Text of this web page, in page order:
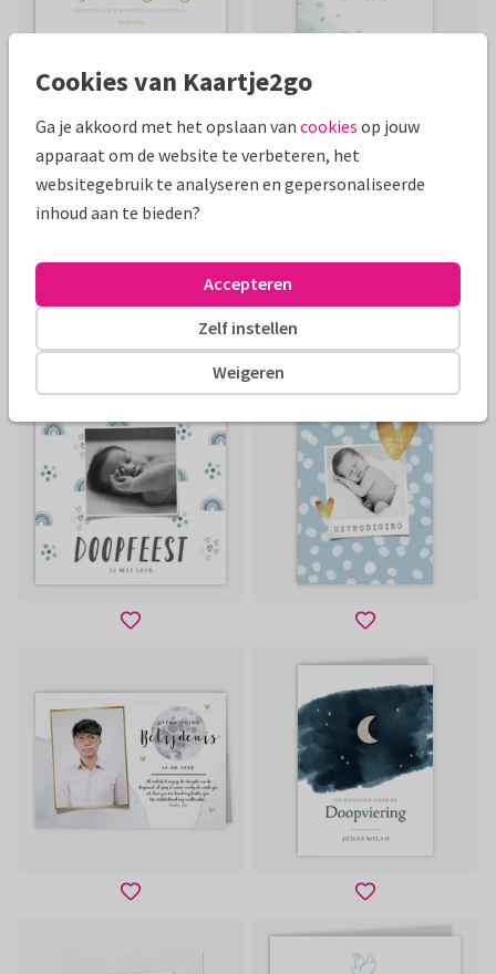
Cookies van Kaartje2go
Ga je akkoord met het opslaan van cookies op jouw
apparaat om de website te verbeteren, het
websitegebruik te analyseren en gepersonaliseerde
inhoud aan te bieden?
Weigeren
Zelf instellen
Accepteren